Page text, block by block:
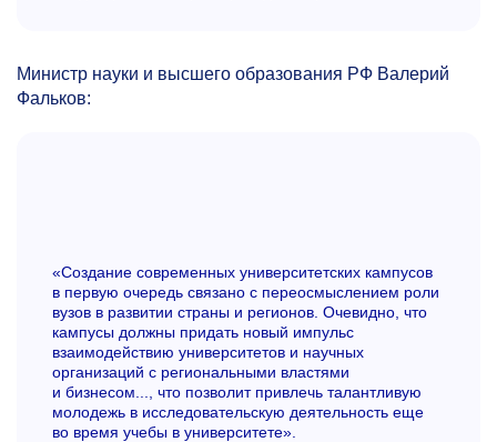
Министр науки и высшего образования РФ Валерий
Фальков:
«Создание современных университетских кампусов
в первую очередь связано с переосмыслением роли
вузов в развитии страны и регионов. Очевидно, что
кампусы должны придать новый импульс
взаимодействию университетов и научных
организаций с региональными властями
и бизнесом..., что позволит привлечь талантливую
молодежь в исследовательскую деятельность еще
во время учебы в университете».